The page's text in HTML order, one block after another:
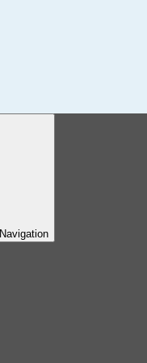
Navigation